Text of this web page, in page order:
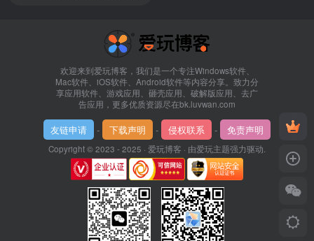
欢迎来到爱玩博客，我们是一个专注Windows软件、
Mac软件、iOS软件、Android软件等内容分享。致力分
享应用软件、游戏应用、砸壳应用、破解版应用、去广
告应用，更多优质资源尽在bk.luvwan.com
友链申请 - 下载声明 - 侵权联系 - 免责声明
Copyright © 2023 - 2025 · 爱玩博客 · 由爱玩主题强力驱动.